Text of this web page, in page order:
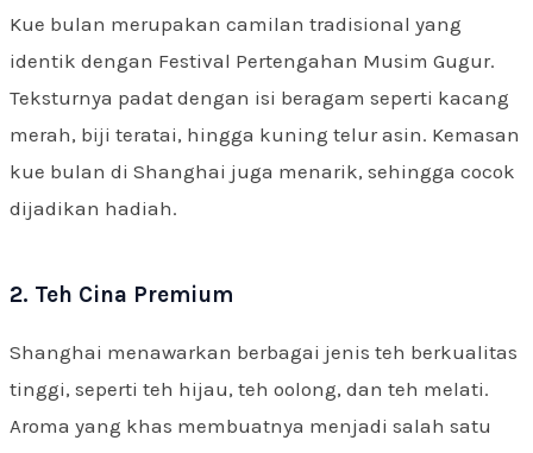
Kue bulan merupakan camilan tradisional yang
identik dengan Festival Pertengahan Musim Gugur.
Teksturnya padat dengan isi beragam seperti kacang
merah, biji teratai, hingga kuning telur asin. Kemasan
kue bulan di Shanghai juga menarik, sehingga cocok
dijadikan hadiah.
2. Teh Cina Premium
Shanghai menawarkan berbagai jenis teh berkualitas
tinggi, seperti teh hijau, teh oolong, dan teh melati.
Aroma yang khas membuatnya menjadi salah satu